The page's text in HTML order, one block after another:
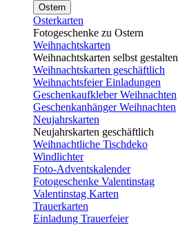
Ostern
Osterkarten
Fotogeschenke zu Ostern
Weihnachtskarten
Weihnachtskarten selbst gestalten
Weihnachtskarten geschäftlich
Weihnachtsfeier Einladungen
Geschenkaufkleber Weihnachten
Geschenkanhänger Weihnachten
Neujahrskarten
Neujahrskarten geschäftlich
Weihnachtliche Tischdeko
Windlichter
Foto-Adventskalender
Fotogeschenke Valentinstag
Valentinstag Karten
Trauerkarten
Einladung Trauerfeier